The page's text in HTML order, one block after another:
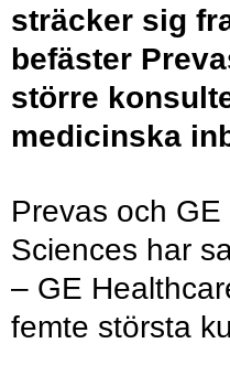
sträcker sig
befäster
större
medicinska
Prevas och
Sciences har
– GE
femte största